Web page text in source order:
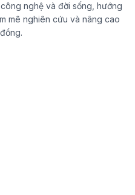
nghệ và đời sống, hướng
mê nghiên cứu và nâng cao